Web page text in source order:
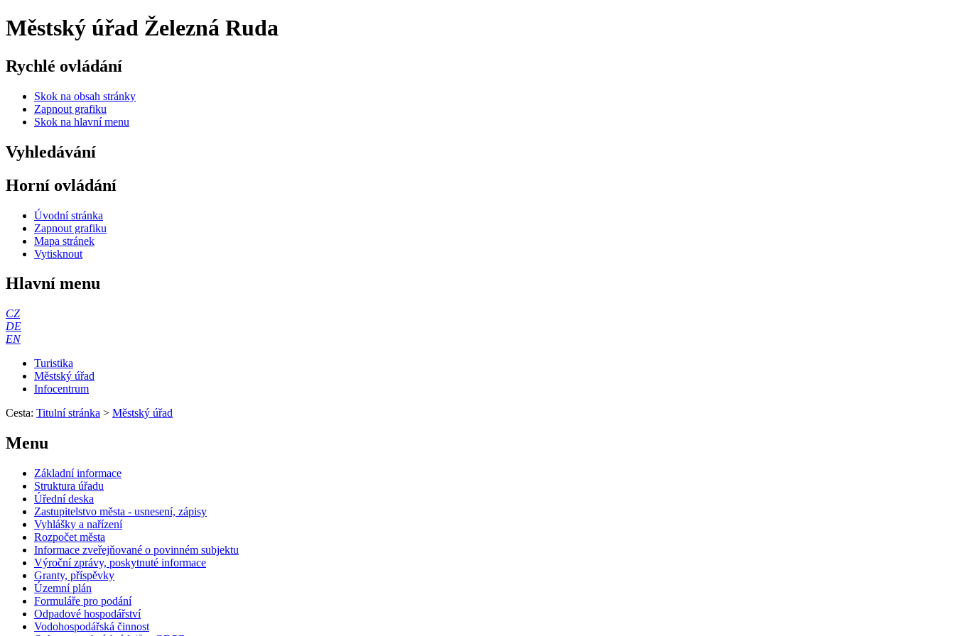
Městský úřad Železná Ruda
Rychlé ovládání
Skok na obsah stránky
Zapnout grafiku
Skok na hlavní menu
Vyhledávání
Horní ovládání
Úvodní stránka
Zapnout grafiku
Mapa stránek
Vytisknout
Hlavní menu
CZ
DE
EN
Turistika
Městský úřad
Infocentrum
Cesta: Titulní stránka > Městský úřad
Menu
Základní informace
Struktura úřadu
Úřední deska
Zastupitelstvo města - usnesení, zápisy
Vyhlášky a nařízení
Rozpočet města
Informace zveřejňované o povinném subjektu
Výroční zprávy, poskytnuté informace
Granty, příspěvky
Územní plán
Formuláře pro podání
Odpadové hospodářství
Vodohospodářská činnost